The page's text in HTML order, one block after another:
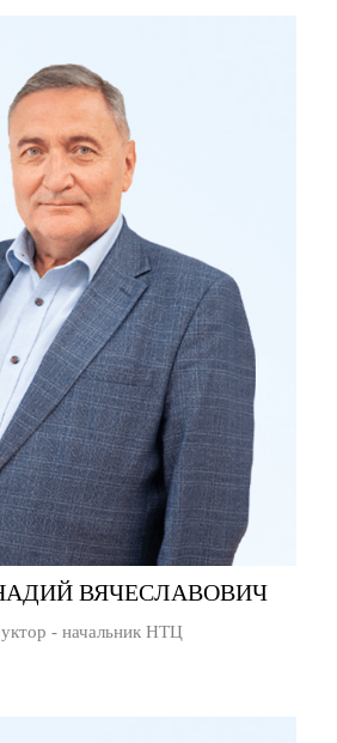
ВЯЧЕСЛАВОВИЧ
- начальник НТЦ